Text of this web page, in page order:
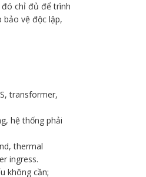
đó chỉ đủ để trình
bảo vệ độc lập,
transformer,
hệ thống phải
thermal
ingress.
không cần;